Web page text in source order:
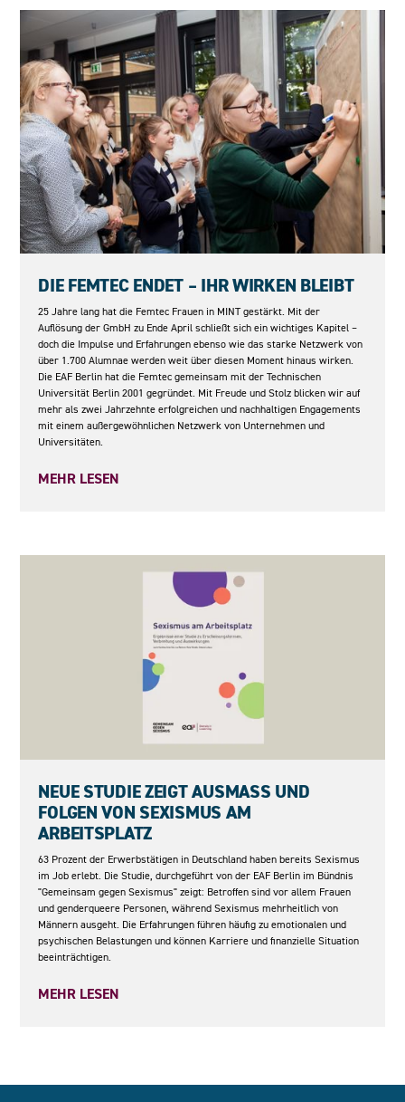
DIE FEMTEC ENDET – IHR WIRKEN BLEIBT
25 Jahre lang hat die Femtec Frauen in MINT gestärkt. Mit der
Auflösung der GmbH zu Ende April schließt sich ein wichtiges Kapitel –
doch die Impulse und Erfahrungen ebenso wie das starke Netzwerk von
über 1.700 Alumnae werden weit über diesen Moment hinaus wirken.
Die EAF Berlin hat die Femtec gemeinsam mit der Technischen
Universität Berlin 2001 gegründet. Mit Freude und Stolz blicken wir auf
mehr als zwei Jahrzehnte erfolgreichen und nachhaltigen Engagements
mit einem außergewöhnlichen Netzwerk von Unternehmen und
Universitäten.
MEHR LESEN
NEUE STUDIE ZEIGT AUSMASS UND F
OLGEN VON SEXISMUS AM A
RBEITSPLATZ
63 Prozent der Erwerbstätigen in Deutschland haben bereits Sexismus
im Job erlebt. Die Studie, durchgeführt von der EAF Berlin im Bündnis
"Gemeinsam gegen Sexismus" zeigt: Betroffen sind vor allem Frauen
und genderqueere Personen, während Sexismus mehrheitlich von
Männern ausgeht. Die Erfahrungen führen häufig zu emotionalen und
psychischen Belastungen und können Karriere und finanzielle Situation
beeinträchtigen.
MEHR LESEN